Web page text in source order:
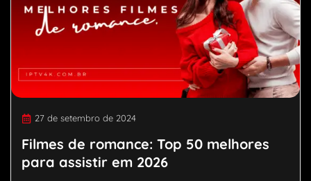
27 de setembro de 2024
Filmes de romance: Top 50 melhores
para assistir em 2026